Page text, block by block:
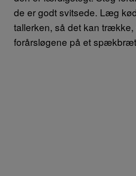
de er godt svitsede. Læg
tallerken, så det kan
forårsløgene på et